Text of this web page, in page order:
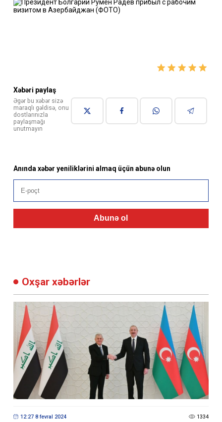
Xəbəri paylaş
Əgər bu xəbər sizə
maraqlı gəldisə, onu
dostlarınızla
paylaşmağı
unutmayın
Anında xəbər yeniliklərini almaq üçün abunə olun
Abunə ol
Oxşar xəbərlər
12:27 8 fevral 2024 1334